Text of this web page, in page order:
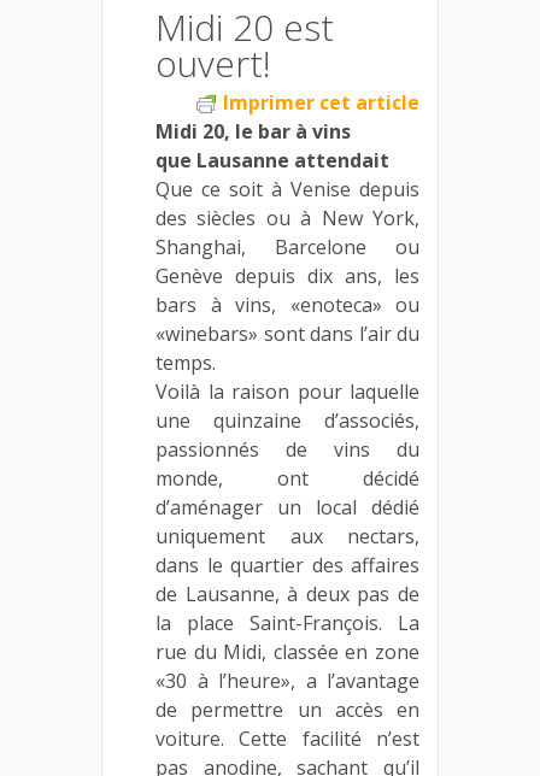
Midi 20 est
ouvert!
Imprimer cet article
Midi 20, le bar à vins
que Lausanne attendait
Que ce soit à Venise depuis
des siècles ou à New York,
Shanghai, Barcelone ou
Genève depuis dix ans, les
bars à vins, «enoteca» ou
«winebars» sont dans l’air du
temps.
Voilà la raison pour laquelle
une quinzaine d’associés,
passionnés de vins du
monde, ont décidé
d’aménager un local dédié
uniquement aux nectars,
dans le quartier des affaires
de Lausanne, à deux pas de
la place Saint-François. La
rue du Midi, classée en zone
«30 à l’heure», a l’avantage
de permettre un accès en
voiture. Cette facilité n’est
pas anodine, sachant qu’il